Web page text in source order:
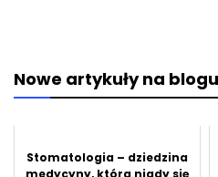
Nowe artykuły na blogu
Stomatologia – dziedzina
medycyny, która nigdy się